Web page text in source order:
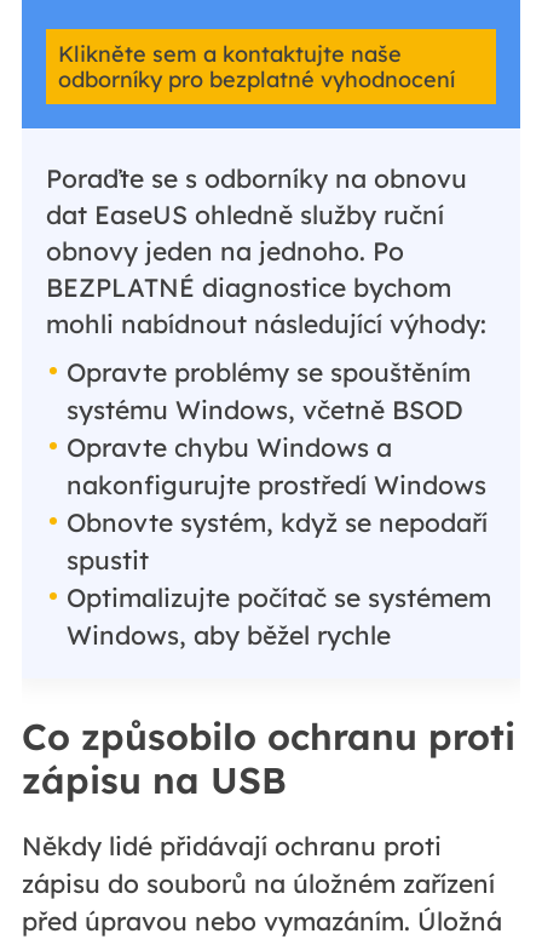
Klikněte sem a kontaktujte naše
odborníky pro bezplatné vyhodnocení
Poraďte se s odborníky na obnovu
dat EaseUS ohledně služby ruční
obnovy jeden na jednoho. Po
BEZPLATNÉ diagnostice bychom
mohli nabídnout následující výhody:
Opravte problémy se spouštěním
systému Windows, včetně BSOD
Opravte chybu Windows a
nakonfigurujte prostředí Windows
Obnovte systém, když se nepodaří
spustit
Optimalizujte počítač se systémem
Windows, aby běžel rychle
Co způsobilo ochranu proti
zápisu na USB
Někdy lidé přidávají ochranu proti
zápisu do souborů na úložném zařízení
před úpravou nebo vymazáním. Úložná